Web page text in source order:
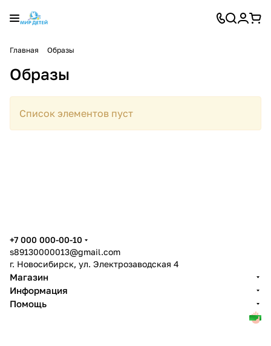
Главная Образы
Образы
Список элементов пуст
+7 000 000-00-10
s89130000013@gmail.com
г. Новосибирск, ул. Электрозаводская 4
Магазин
Информация
Помощь